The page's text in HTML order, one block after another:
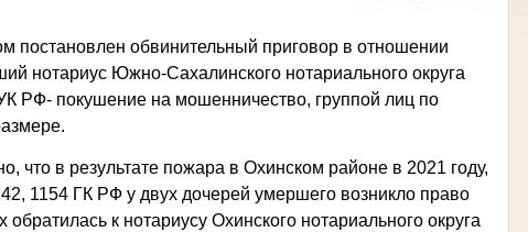
постановлен обвинительный приговор в отношении
нотариус Южно-Сахалинского нотариального округа
РФ- покушение на мошенничество, группой лиц по
что в результате пожара в Охинском районе в 2021 году,
1154 ГК РФ у двух дочерей умершего возникло право
к нотариусу Охинского нотариального округа